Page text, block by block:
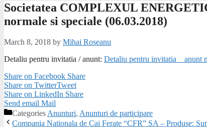
Societatea COMPLEXUL
normale si speciale (06.03.2018)
March 8, 2018 by Mihai Roseanu
Detaliu pentru invitatia / anunt: Detaliu pentru invitatia _ anunt
Share on Facebook Share
Share on TwitterTweet
Share on LinkedIn Share
Send email Mail
CategoriesAnunturi, Anunturi de participare
Compania Nationala de Cai Ferate “CFR” SA – Produse: